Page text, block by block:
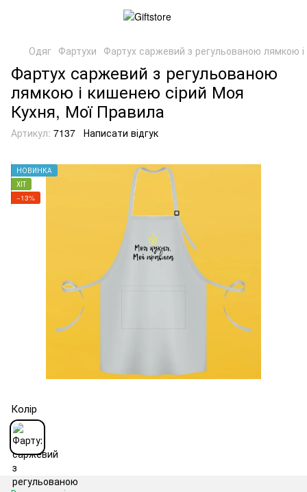
Одяг Фартухи Фартух саржевий з регульованою лямкою
Фартух саржевий з регульованою
лямкою і кишенею сірий Моя
Кухня, Мої Правила
Артикул: 7137 Написати відгук
НОВИНКА
ХІТ
−13%
Колір